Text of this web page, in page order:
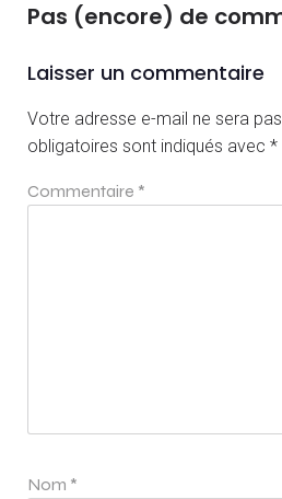
Pas (encore) de
Laisser un commentaire
Votre adresse e-mail ne sera
obligatoires sont indiqués avec *
Commentaire *
Nom *